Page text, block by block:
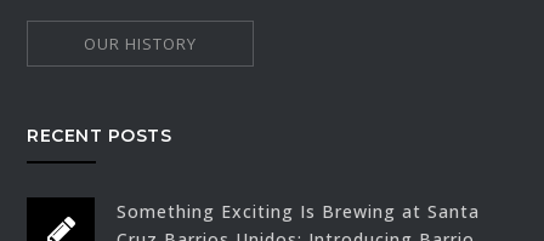
OUR HISTORY
RECENT POSTS
Something Exciting Is Brewing at Santa